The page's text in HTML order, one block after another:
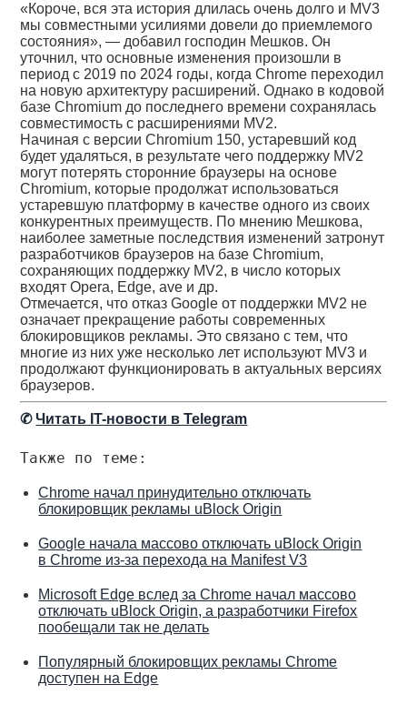
«Короче, вся эта история длилась очень долго и MV3
мы совместными усилиями довели до приемлемого
состояния», — добавил господин Мешков. Он
уточнил, что основные изменения произошли в
период с 2019 по 2024 годы, когда Chrome переходил
на новую архитектуру расширений. Однако в кодовой
базе Chromium до последнего времени сохранялась
совместимость с расширениями MV2.
Начиная с версии Chromium 150, устаревший код
будет удаляться, в результате чего поддержку MV2
могут потерять сторонние браузеры на основе
Chromium, которые продолжат использоваться
устаревшую платформу в качестве одного из своих
конкурентных преимуществ. По мнению Мешкова,
наиболее заметные последствия изменений затронут
разработчиков браузеров на базе Chromium,
сохраняющих поддержку MV2, в число которых
входят Opera, Edge, ave и др.
Отмечается, что отказ Google от поддержки MV2 не
означает прекращение работы современных
блокировщиков рекламы. Это связано с тем, что
многие из них уже несколько лет используют MV3 и
продолжают функционировать в актуальных версиях
браузеров.
✆Читать IT-новости в Telegram
Также по теме:
Chrome начал принудительно отключать
блокировщик рекламы uBlock Origin
Google начала массово отключать uBlock Origin
в Chrome из-за перехода на Manifest V3
Microsoft Edge вслед за Chrome начал массово
отключать uBlock Origin, а разработчики Firefox
пообещали так не делать
Популярный блокировщих рекламы Chrome
доступен на Edge